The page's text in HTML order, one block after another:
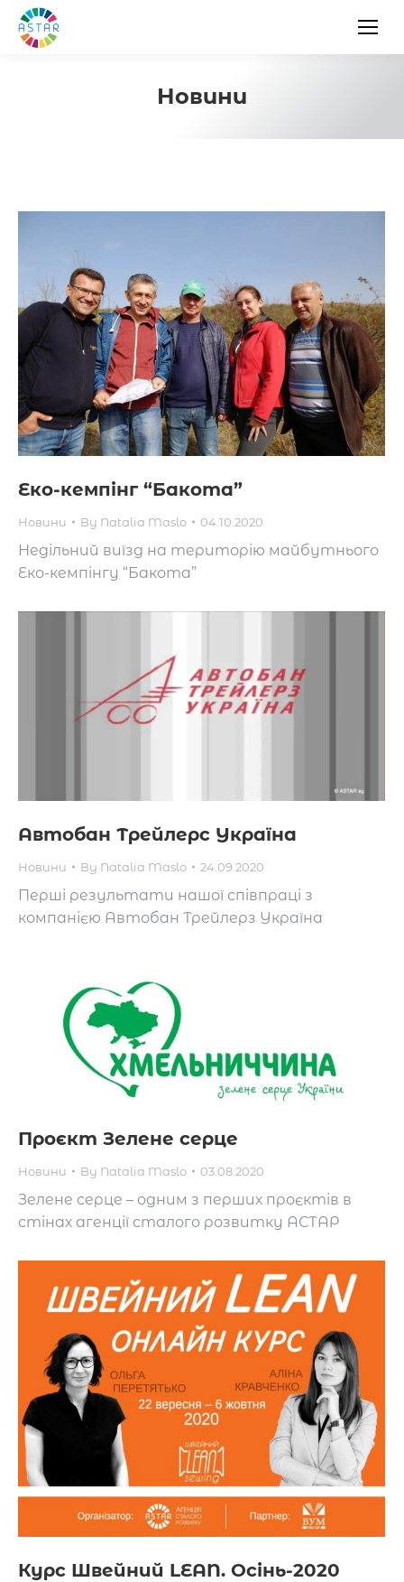
Новини
Еко-кемпінг “Бакота”
Новини By Natalia Maslo 04.10.2020
Недільний виїзд на територію майбутнього
Еко-кемпінгу “Бакота”
Автобан Трейлерс Україна
Новини By Natalia Maslo 24.09.2020
Перші результати нашої співпраці з
компанією Автобан Трейлерз Україна
Проєкт Зелене серце
Новини By Natalia Maslo 03.08.2020
Зелене серце – одним з перших проєктів в
стінах агенції сталого розвитку АСТАР
Курс Швейний LEAN. Осінь-2020